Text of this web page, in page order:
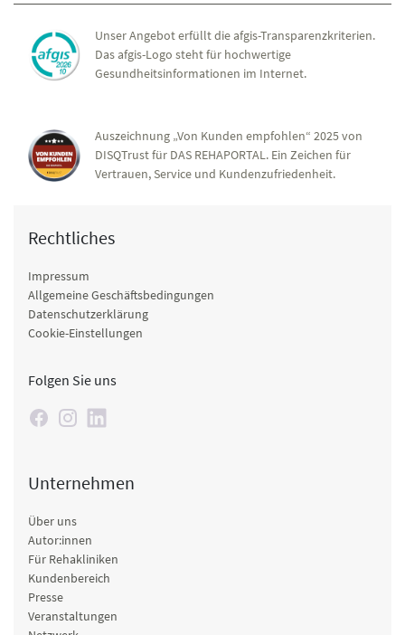
Unser Angebot erfüllt die afgis-Transparenzkriterien.
Das afgis-Logo steht für hochwertige
Gesundheitsinformationen im Internet.
Auszeichnung „Von Kunden empfohlen“ 2025 von
DISQTrust für DAS REHAPORTAL. Ein Zeichen für
Vertrauen, Service und Kundenzufriedenheit.
Rechtliches
Impressum
Allgemeine Geschäftsbedingungen
Datenschutzerklärung
Cookie-Einstellungen
Folgen Sie uns
Unternehmen
Über uns
Autor:innen
Für Rehakliniken
Kundenbereich
Presse
Veranstaltungen